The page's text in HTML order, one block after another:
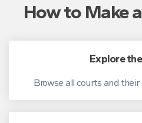
How to Make
Explore
Browse all courts and their